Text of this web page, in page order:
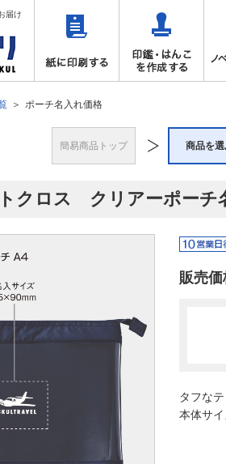
届け
ポーチ名入れ価格
簡易商品トップ 商品を
トクロス クリアーポー
販売価
タフな
本体サ